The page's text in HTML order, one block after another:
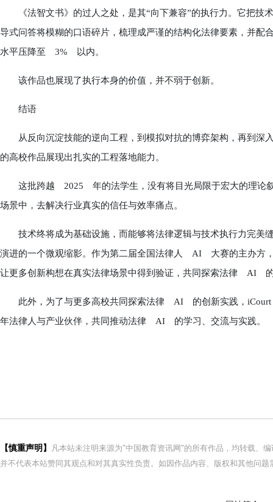
《法智文书》的过人之处，是其“向下兼容”的执行力。它把技
导式问答将模糊的口语碎片，梳理成严谨的结构化法律要素，并
水平压降至 3% 以内。
该作品也展现了执行本身的价值，并不弱于创新。
结语
从反向沉淀技能的逆向工程，到模拟对抗的博弈架构，再到深
的高校作品展现出扎实的工程落地能力。
这批跨越 2025 年的法学生，没有将目光局限于宏大的理论叙
场景中，去解决行业真实的信任与效率痛点。
技术终将成为基础设施，而能够将法律逻辑与技术执行力完美
演进的一个微观缩影。作为第二届全国法律人 AI 大赛的主办方
让更多创新构想在真实法律场景中得到验证，共同探索法律 AI
此外，为了与更多高校共同探索法律 AI 的创新实践，
年法律人与产业伙伴，共同推动法律 AI 的学习、交流与实践。
【慎重声明】
凡本站未注明来源为"中国教育资讯网"的所有作品，均转载、
并不代表本站赞同其观点和对其真实性负责。如因作品内容、版权和其他问